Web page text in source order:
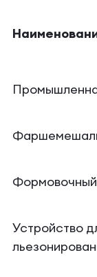
Устройство